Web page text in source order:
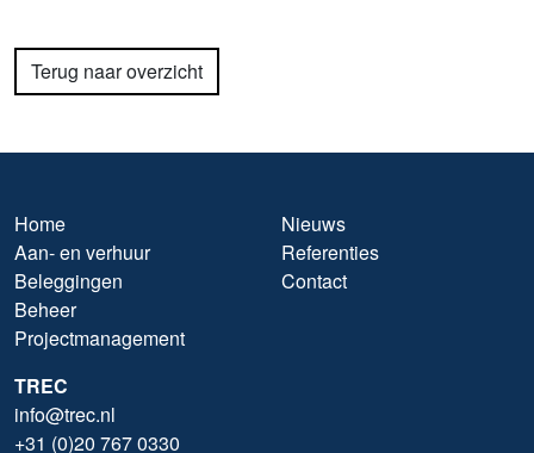
Terug naar overzicht
Home
Aan- en verhuur
Beleggingen
Beheer
Projectmanagement
Nieuws
Referenties
Contact
TREC
info@trec.nl
+31 (0)20 767 0330